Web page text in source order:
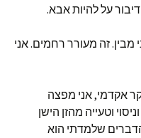
על להיות אבא.
זה מעורר רחמים. אני
אקדמי, אני מפצה
וטעייה מהזן הישן
שנים. אחד הדברים שלמדתי הוא